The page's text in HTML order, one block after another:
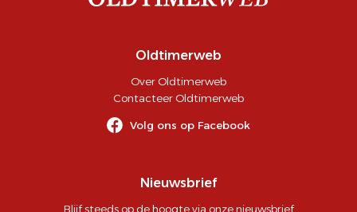
Oldtimerweb
Over Oldtimerweb
Contacteer Oldtimerweb
Volg ons op Facebook
Nieuwsbrief
Blijf steeds op de hoogte via onze nieuwsbrief